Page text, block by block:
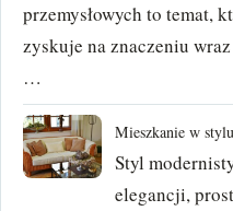
grudzień 2017
październik 2017
wrzesień 2017
przemysłowych to temat,
zyskuje na znaczeniu
…
Mieszkanie w
Styl
elegancji,